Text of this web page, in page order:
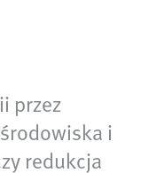
przez
i
redukcja